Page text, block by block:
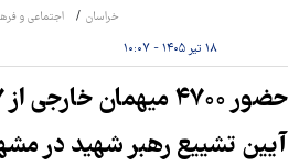
خراسان اجتماعی و
۱۸ تیر ۱۴۰۵ - ۱۰:۰۷
آیین تشییع رهبر شهید در